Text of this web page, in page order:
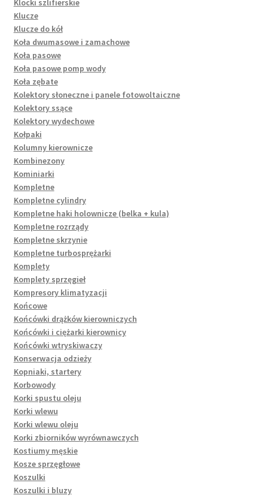
Klocki szlifierskie
Klucze
Klucze do kół
Koła dwumasowe i zamachowe
Koła pasowe
Koła pasowe pomp wody
Koła zębate
Kolektory słoneczne i panele fotowoltaiczne
Kolektory ssące
Kolektory wydechowe
Kołpaki
Kolumny kierownicze
Kombinezony
Kominiarki
Kompletne
Kompletne cylindry
Kompletne haki holownicze (belka + kula)
Kompletne rozrządy
Kompletne skrzynie
Kompletne turbosprężarki
Komplety
Komplety sprzęgieł
Kompresory klimatyzacji
Końcowe
Końcówki drążków kierowniczych
Końcówki i ciężarki kierownicy
Końcówki wtryskiwaczy
Konserwacja odzieży
Kopniaki, startery
Korbowody
Korki spustu oleju
Korki wlewu
Korki wlewu oleju
Korki zbiorników wyrównawczych
Kostiumy męskie
Kosze sprzęgłowe
Koszulki
Koszulki i bluzy